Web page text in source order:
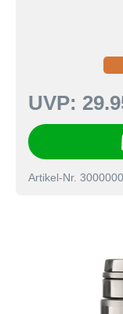
UVP:
Artikel-Nr.